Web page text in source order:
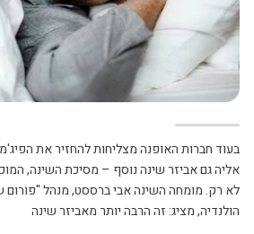
בעוד חברות האופנה מצליחות להחזיר את
אליה גם אביזר שינה נוסף – מסיכת השינה,
לא רק. מומחה השינה אבי ברססט, מנהל "פורום
הולנדיה, מציג: זה הרבה יותר מאביזר שינה